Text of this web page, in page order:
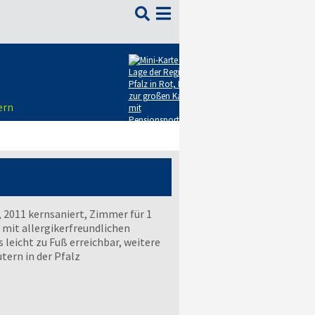

kernsaniert, Zimmer für 1
mit allergikerfreundlichen
zu Fuß erreichbar, weitere
in der Pfalz